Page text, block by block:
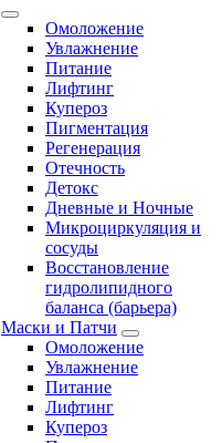
Омоложение
Увлажнение
Питание
Лифтинг
Купероз
Пигментация
Регенерация
Отечность
Детокс
Дневные и Ночные
Микроциркуляция и
сосуды
Восстановление
гидролипидного
баланса (барьера)
Маски и Патчи
Омоложение
Увлажнение
Питание
Лифтинг
Купероз